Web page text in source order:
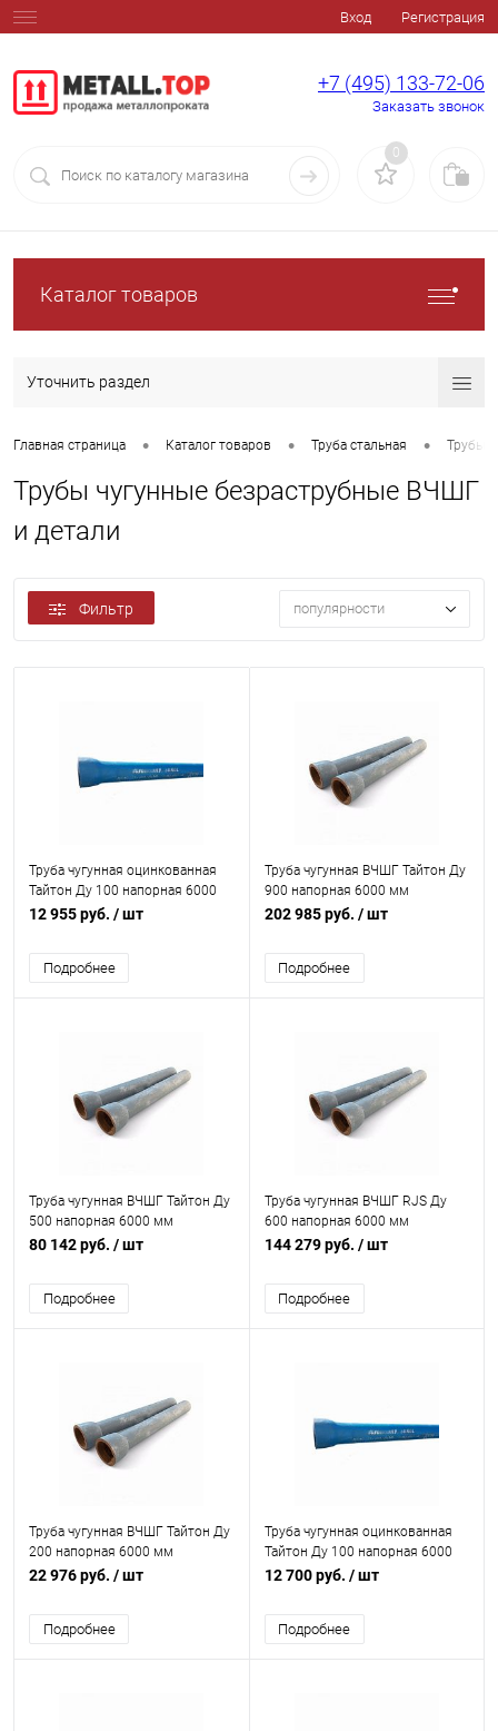
Вход Регистрация
+7 (495) 133-72-06
Заказать звонок
0
Каталог товаров
Уточнить раздел
Главная страница • Каталог товаров • Труба стальная • Трубы
Трубы чугунные безраструбные ВЧШГ
и детали
Фильтр популярности
Труба чугунная оцинкованная
Тайтон Ду 100 напорная 6000
мм раструбная с ВГЦ б/к с нар.
Сокол
12 955 руб. / шт
Подробнее
Труба чугунная ВЧШГ Тайтон Ду
900 напорная 6000 мм
раструбная с ЦПП б/к с нар. лак.
202 985 руб. / шт
Подробнее
Труба чугунная ВЧШГ Тайтон Ду
500 напорная 6000 мм
раструбная с ЦПП б/к с нар. лак.
80 142 руб. / шт
Подробнее
Труба чугунная ВЧШГ RJS Ду
600 напорная 6000 мм
раструбная с ВГЦ б/к с нар. лак.
144 279 руб. / шт
Подробнее
Труба чугунная ВЧШГ Тайтон Ду
200 напорная 6000 мм
раструбная с ЦПП б/к с нар. лак.
22 976 руб. / шт
Подробнее
Труба чугунная оцинкованная
Тайтон Ду 100 напорная 6000
мм раструбная с ВГЦ б/к с нар.
Свободный Сокол
12 700 руб. / шт
Подробнее